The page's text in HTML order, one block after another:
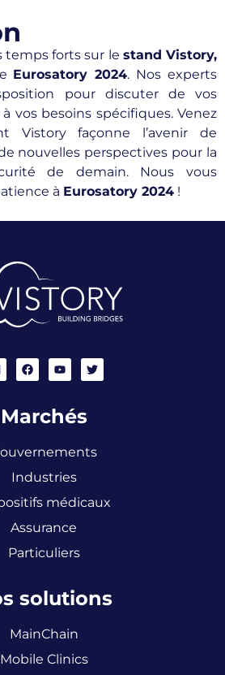
temps forts sur le stand Vistory,
Eurosatory 2024. Nos experts
pour discuter de vos
vos besoins spécifiques. Venez
Vistory façonne l’avenir de
nouvelles perspectives pour la
de demain. Nous vous
à Eurosatory 2024 !
Marchés
Industries
médicaux
Assurance
Particuliers
solutions
MainChain
Mobile Clinics